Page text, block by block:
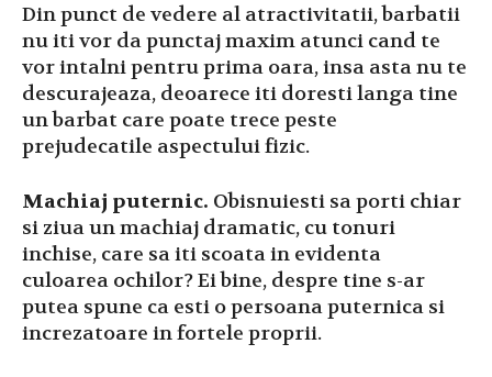
Din punct de vedere al atractivitatii, barbatii
nu iti vor da punctaj maxim atunci cand te
vor intalni pentru prima oara, insa asta nu te
descurajeaza, deoarece iti doresti langa tine
un barbat care poate trece peste
prejudecatile aspectului fizic.
Machiaj puternic. Obisnuiesti sa porti chiar
si ziua un machiaj dramatic, cu tonuri
inchise, care sa iti scoata in evidenta
culoarea ochilor? Ei bine, despre tine s-ar
putea spune ca esti o persoana puternica si
increzatoare in fortele proprii.